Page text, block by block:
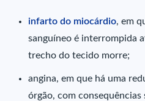
infarto do miocárdio, em
sanguíneo é interrompida
trecho do tecido morre;
angina, em que há uma
órgão, com consequências